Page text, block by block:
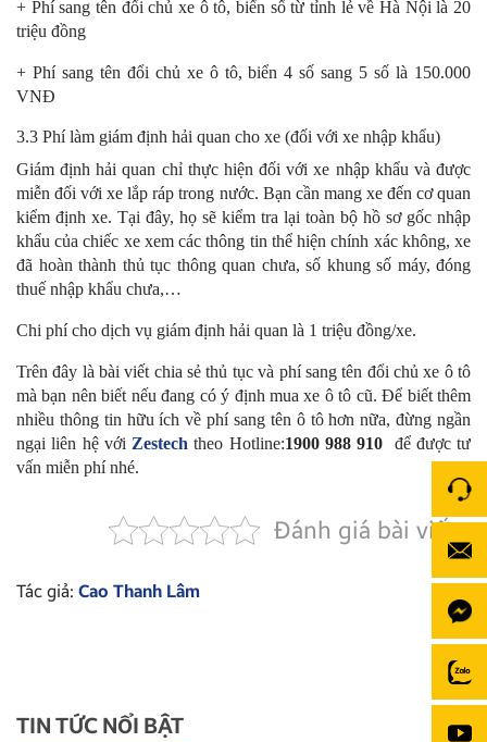
+ Phí sang tên đổi chủ xe ô tô, biển số từ tỉnh lẻ về Hà Nội là 20
triệu đồng
+ Phí sang tên đổi chủ xe ô tô, biển 4 số sang 5 số là 150.000
VNĐ
3.3 Phí làm giám định hải quan cho xe (đối với xe nhập khẩu)
Giám định hải quan chỉ thực hiện đối với xe nhập khẩu và được
miễn đối với xe lắp ráp trong nước. Bạn cần mang xe đến cơ quan
kiểm định xe. Tại đây, họ sẽ kiểm tra lại toàn bộ hồ sơ gốc nhập
khẩu của chiếc xe xem các thông tin thể hiện chính xác không, xe
đã hoàn thành thủ tục thông quan chưa, số khung số máy, đóng
thuế nhập khẩu chưa,…
Chi phí cho dịch vụ giám định hải quan là 1 triệu đồng/xe.
Trên đây là bài viết chia sẻ thủ tục và phí sang tên đổi chủ xe ô tô
mà bạn nên biết nếu đang có ý định mua xe ô tô cũ. Để biết thêm
nhiều thông tin hữu ích về phí sang tên ô tô hơn nữa, đừng ngần
ngại liên hệ với Zestech theo Hotline:1900 988 910 để được tư
vấn miễn phí nhé.
Đánh giá bài viết
Tác giả: Cao Thanh Lâm
TIN TỨC NỔI BẬT